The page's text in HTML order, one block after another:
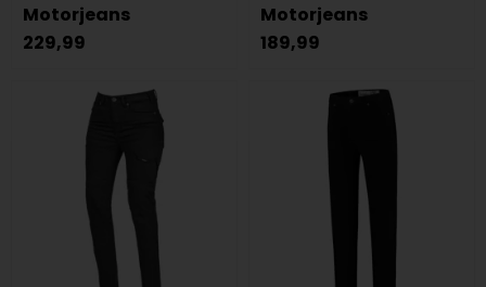
Motorjeans
229,99
Motorjeans
189,99